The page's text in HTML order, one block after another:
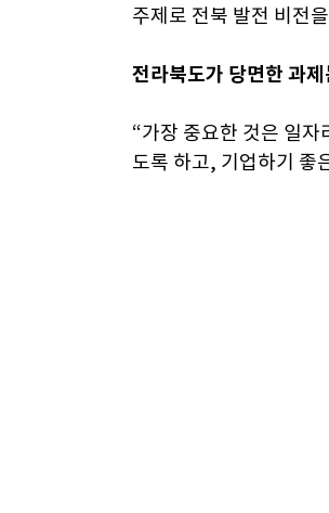
주제로 전북 발전 비전
전라북도가 당면한 과
“가장 중요한 것은 일자
도록 하고, 기업하기 좋